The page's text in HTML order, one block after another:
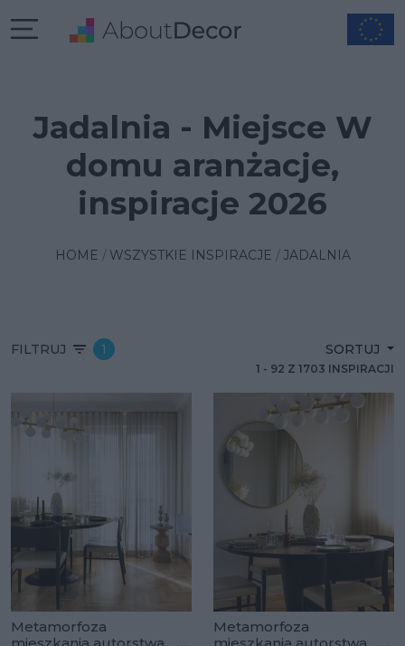
Jadalnia - Miejsce W
domu aranżacje,
inspiracje 2026
HOME WSZYSTKIE INSPIRACJE JADALNIA
FILTRUJ 1 SORTUJ
1 - 92 Z 1703 INSPIRACJI
Metamorfoza
Metamorfoza